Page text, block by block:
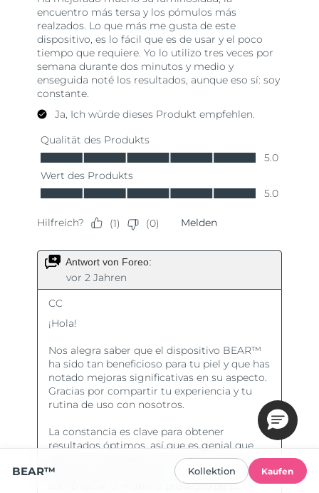
BEAR™ Kollektion Kaufen